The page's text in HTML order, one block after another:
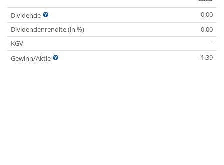
Dividende
0.00
Dividendenrendite (in %)
0.00
KGV
-
Gewinn/Aktie
-1.39